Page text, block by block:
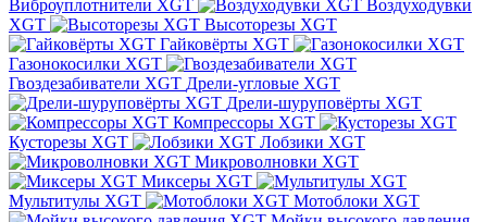
Виброуплотнители XGT
Воздуходувки
XGT
Высоторезы XGT
Гайковёрты XGT
Газонокосилки XGT
Гвоздезабиватели XGT Дрели-угловые XGT
Дрели-шуруповёрты XGT
Компрессоры XGT
Кусторезы XGT
Лобзики XGT
Микроволновки XGT
Миксеры XGT
Мультитулы XGT
Мотоблоки XGT